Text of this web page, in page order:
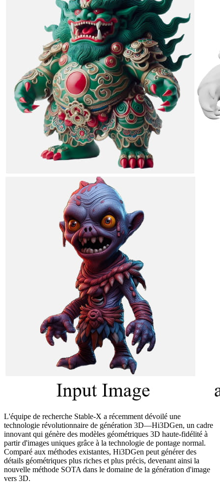
L'équipe de recherche Stable-X a récemment dévoilé une
technologie révolutionnaire de génération 3D—Hi3DGen, un cadre
innovant qui génère des modèles géométriques 3D haute-fidélité à
partir d'images uniques grâce à la technologie de pontage normal.
Comparé aux méthodes existantes, Hi3DGen peut générer des
détails géométriques plus riches et plus précis, devenant ainsi la
nouvelle méthode SOTA dans le domaine de la génération d'image
vers 3D.